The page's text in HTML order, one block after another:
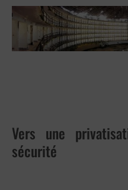
Vers une
sécurité